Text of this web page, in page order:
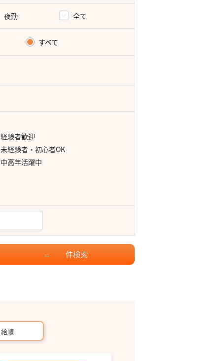
夜勤 全て
すべて
経験者歓迎
未経験者・初心者OK
中高年活躍中
-- 件検索
順